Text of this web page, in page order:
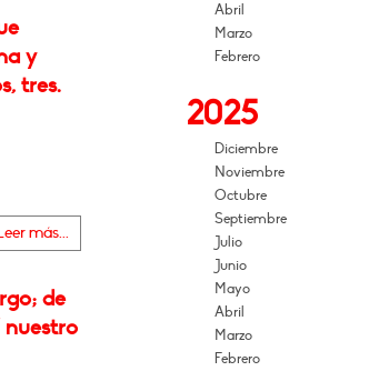
y
tres.
más...
de
nuestro
Abril
Marzo
Febrero
2025
Diciembre
Noviembre
Octubre
Septiembre
Julio
Junio
Mayo
Abril
Marzo
Febrero